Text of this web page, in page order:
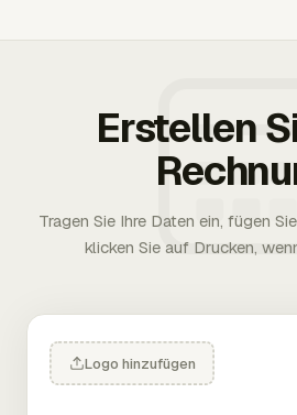
Erstellen
Tragen Sie Ihre Daten ein, fügen
klicken Sie auf Drucken,
Logo hinzufügen